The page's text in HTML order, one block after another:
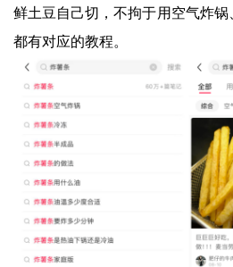
鲜土豆自己切，不拘于用空气炸锅
都有对应的教程。